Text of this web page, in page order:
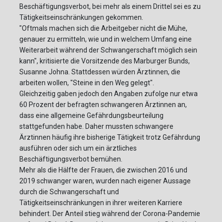
Beschäftigungsverbot, bei mehr als einem Drittel sei es zu
Tätigkeitseinschränkungen gekommen.
"Oftmals machen sich die Arbeitgeber nicht die Mühe,
genauer zu ermitteln, wie und in welchem Umfang eine
Weiterarbeit während der Schwangerschaft möglich sein
kann", kritisierte die Vorsitzende des Marburger Bunds,
Susanne Johna. Stattdessen würden Ärztinnen, die
arbeiten wollen, "Steine in den Weg gelegt".
Gleichzeitig gaben jedoch den Angaben zufolge nur etwa
60 Prozent der befragten schwangeren Ärztinnen an,
dass eine allgemeine Gefährdungsbeurteilung
stattgefunden habe. Daher mussten schwangere
Ärztinnen häufig ihre bisherige Tätigkeit trotz Gefährdung
ausführen oder sich um ein ärztliches
Beschäftigungsverbot bemühen.
Mehr als die Hälfte der Frauen, die zwischen 2016 und
2019 schwanger waren, wurden nach eigener Aussage
durch die Schwangerschaft und
Tätigkeitseinschränkungen in ihrer weiteren Karriere
behindert. Der Anteil stieg während der Corona-Pandemie